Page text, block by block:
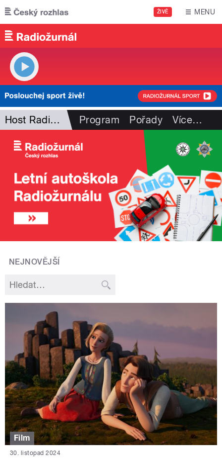
Přejít k hlavnímu obsahu
ŽIVĚ MENU
Host Radiožurnálu Program Pořady Více…
NEJNOVĚJŠÍ
Film
30. listopad 2024